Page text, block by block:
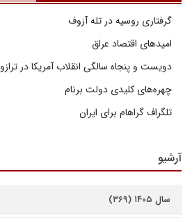
گرفتاری روسیه در تله آزوف
امیدهای اقتصاد عراق
دویست و پنجاه سالگی انقلاب آمریکا در ترازو
چهره‌های کلیدی دولت برنام
تلگراف گراهام برای ایران
آرشیو
سال ۱۴۰۵ (۳۶۹)